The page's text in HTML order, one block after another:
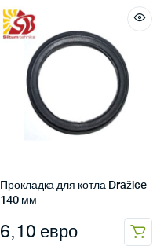
Прокладка для котла Dražice
140 мм
6,10 евро